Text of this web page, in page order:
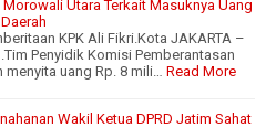
Morowali Utara Terkait Masuknya Uang
KPK Ali Fikri.Kota JAKARTA –
Penyidik Komisi Pemberantasan
menyita uang Rp. 8 mili… Read More
Wakil Ketua DPRD Jatim Sahat